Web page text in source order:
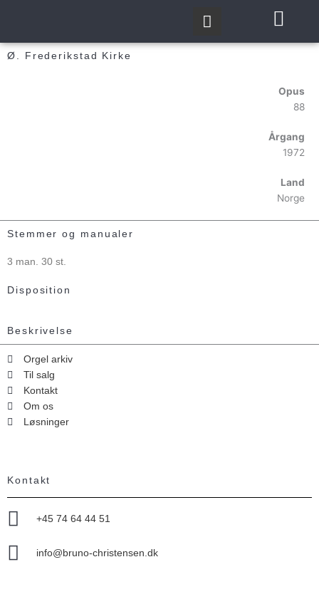
Ø. Frederikstad Kirke
Opus
88
Årgang
1972
Land
Norge
Stemmer og manualer
3 man. 30 st.
Disposition
Beskrivelse
Orgel arkiv
Til salg
Kontakt
Om os
Løsninger
Kontakt
+45 74 64 44 51
info@bruno-christensen.dk